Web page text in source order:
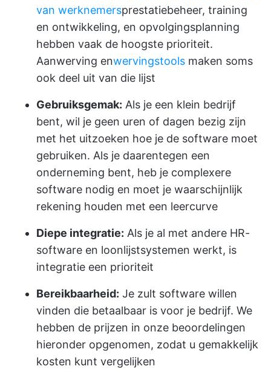
van werknemersprestatiebeheer, training
en ontwikkeling, en opvolgingsplanning
hebben vaak de hoogste prioriteit.
Aanwerving enwervingstools maken soms
ook deel uit van die lijst
Gebruiksgemak: Als je een klein bedrijf
bent, wil je geen uren of dagen bezig zijn
met het uitzoeken hoe je de software moet
gebruiken. Als je daarentegen een
onderneming bent, heb je complexere
software nodig en moet je waarschijnlijk
rekening houden met een leercurve
Diepe integratie: Als je al met andere HR-
software en loonlijstsystemen werkt, is
integratie een prioriteit
Bereikbaarheid: Je zult software willen
vinden die betaalbaar is voor je bedrijf. We
hebben de prijzen in onze beoordelingen
hieronder opgenomen, zodat u gemakkelijk
kosten kunt vergelijken